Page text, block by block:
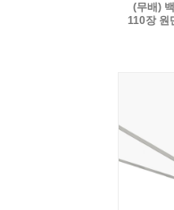
(무배)
110장 원